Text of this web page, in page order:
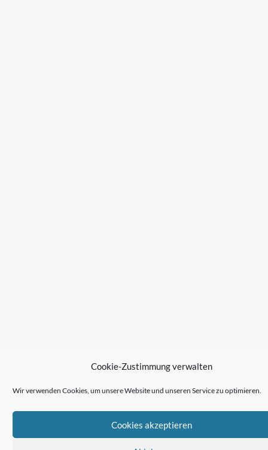
Cookie-Zustimmung verwalten
Wir verwenden Cookies, um unsere Website und unseren Service zu optimieren.
Cookies akzeptieren